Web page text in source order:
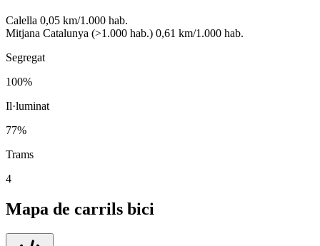
Calella 0,05 km/1.000 hab.
Mitjana Catalunya (>1.000 hab.) 0,61 km/1.000 hab.
Segregat
100%
Il·luminat
77%
Trams
4
Mapa de carrils bici